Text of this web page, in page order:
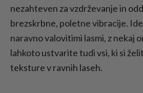
nezahteven za vzdrževanje in
brezskrbne, poletne vibracije.
naravno valovitimi lasmi, z nekaj
lahkoto ustvarite tudi vsi, ki si
teksture v ravnih laseh.